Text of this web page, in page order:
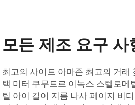
모든 제조 요구
최고의 사이트 아마존 최고의 거래
택 미터 쿠무트르 이녹스 스텔로
틸 아이 길이 지름 나사 페이지 비